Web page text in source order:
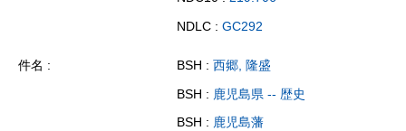
NDLC : GC292
件名 BSH : 西郷, 隆盛
BSH : 鹿児島県 -- 歴史
BSH : 鹿児島藩